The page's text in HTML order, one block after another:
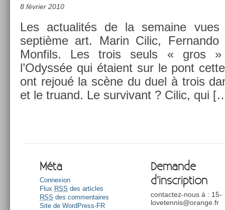
8 février 2010
Les ac­tualités de la semaine
septième art. Marin Cilic,
Mon­fils. Les trois seuls « gros »
l’Odyssée qui étaient sur le pont
ont rejoué la scène du duel à trois
et le truand. Le sur­vivant ? Cilic, qui
Méta
Connexion
Flux RSS des articles
RSS des commentaires
Site de WordPress-FR
Demande
d’inscription
contactez-nous à : 15-
lovetennis@orange.fr